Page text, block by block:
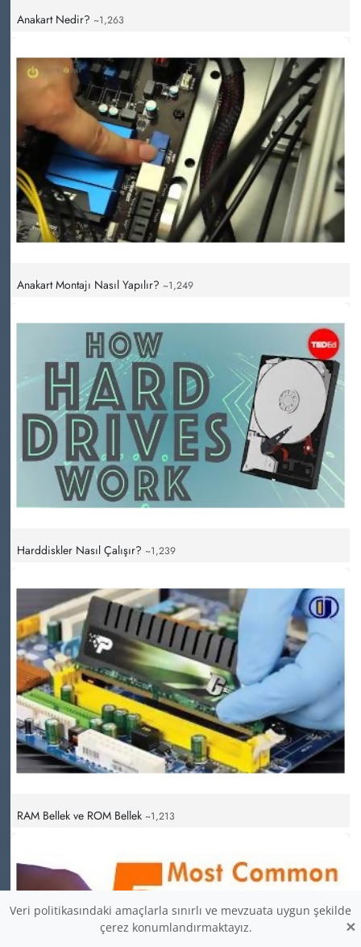
Anakart Nedir? ~1,263
Anakart Montajı Nasıl Yapılır? ~1,249
Harddiskler Nasıl Çalışır? ~1,239
RAM Bellek ve ROM Bellek ~1,213
Veri politikasındaki amaçlarla sınırlı ve mevzuata uygun şekilde
çerez konumlandırmaktayız.
×